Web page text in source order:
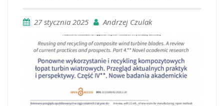
27 stycznia 2025 Andrzej Czulak